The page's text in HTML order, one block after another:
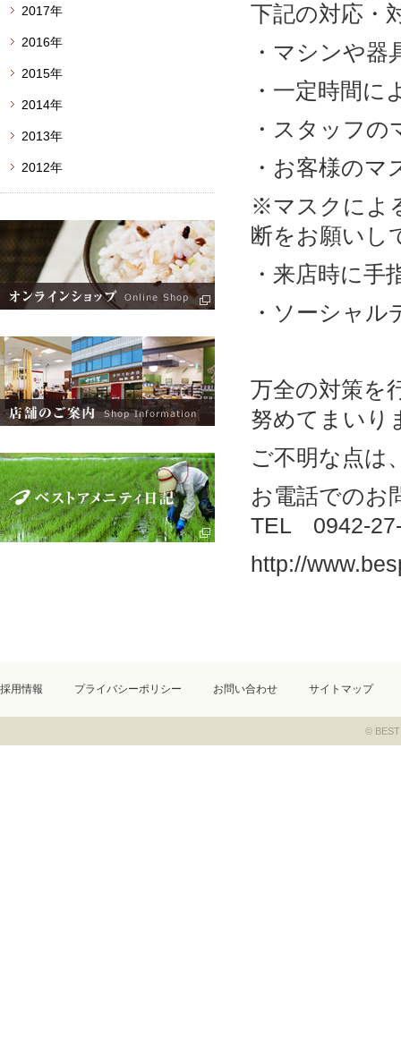
下記の対応・
・マシンや器
・一定時間に
・スタッフの
・お客様の
※マスクによ
断をお願いし
・来店時に手
・ソーシャ
万全の対策を
努めてまいり
ご不明な点は
お電話での
TEL 0942-
http://
2017年
2016年
2015年
2014年
2013年
2012年
採用情報 プライバシーポリシー お問い合わせ サイトマップ
© BEST